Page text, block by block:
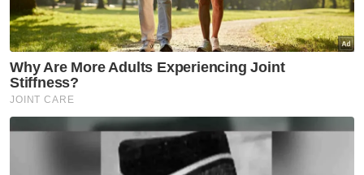
Dalam notis usul lucut hak itu, Pendakwa
Raya menamakan Najib, Rosmah dan anak
mereka iaitu Nor Ashman Razak Mohd Najib
dan Nooryana Najwa Mohd Najib, Riza
Shahriz Abdul Aziz (anak tiri Najib), Mohd
Kyizzad Mesran, Senijauhar Sdn Bhd, Aiman
Ruslan, Yayasan Rakyat 1Malaysia, Yayasan
Semesta, Yayasan Mustika Kasih, Rembulan